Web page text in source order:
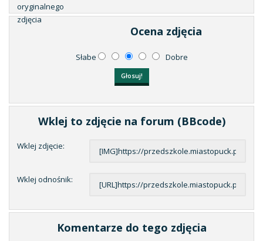
oryginalnego
zdjęcia
Ocena zdjęcia
Słabe Dobre
Wklej to zdjęcie na forum (BBcode)
Wklej zdjęcie:
Wklej odnośnik:
Komentarze do tego zdjęcia